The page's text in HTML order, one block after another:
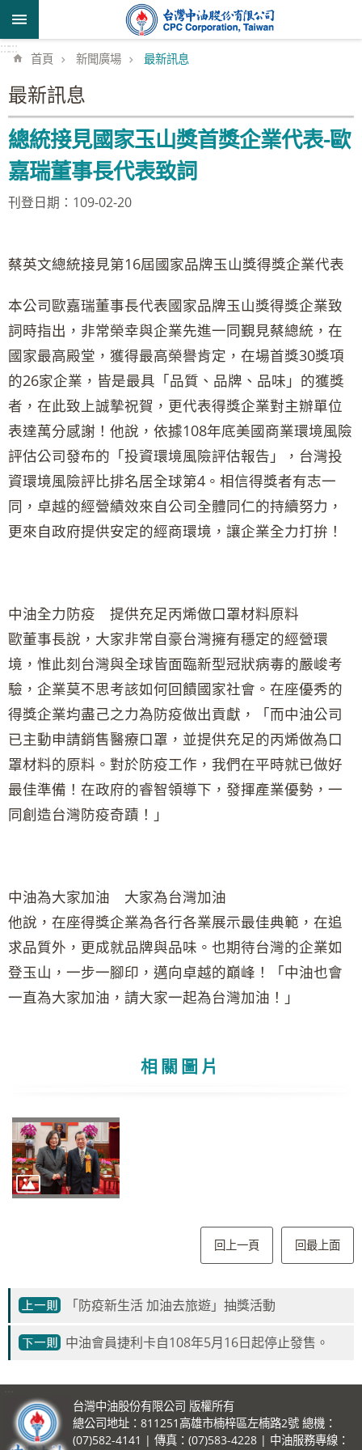
跳到主要內容區塊
::::::
首頁 新聞廣場 最新訊息
最新訊息
總統接見國家玉山獎首獎企業代表-歐
嘉瑞董事長代表致詞
刊登日期：109-02-20
蔡英文總統接見第16屆國家品牌玉山獎得獎企業代表
本公司歐嘉瑞董事長代表國家品牌玉山獎得獎企業致
詞時指出，非常榮幸與企業先進一同覲見蔡總統，在
國家最高殿堂，獲得最高榮譽肯定，在場首獎30獎項
的26家企業，皆是最具「品質、品牌、品味」的獲獎
者，在此致上誠摯祝賀，更代表得獎企業對主辦單位
表達萬分感謝！他說，依據108年底美國商業環境風險
評估公司發布的「投資環境風險評估報告」，台灣投
資環境風險評比排名居全球第4。相信得獎者有志一
同，卓越的經營績效來自公司全體同仁的持續努力，
更來自政府提供安定的經商環境，讓企業全力打拚！
中油全力防疫 提供充足丙烯做口罩材料原料
歐董事長說，大家非常自豪台灣擁有穩定的經營環
境，惟此刻台灣與全球皆面臨新型冠狀病毒的嚴峻考
驗，企業莫不思考該如何回饋國家社會。在座優秀的
得獎企業均盡己之力為防疫做出貢獻，「而中油公司
已主動申請銷售醫療口罩，並提供充足的丙烯做為口
罩材料的原料。對於防疫工作，我們在平時就已做好
最佳準備！在政府的睿智領導下，發揮產業優勢，一
同創造台灣防疫奇蹟！」
中油為大家加油 大家為台灣加油
他說，在座得獎企業為各行各業展示最佳典範，在追
求品質外，更成就品牌與品味。也期待台灣的企業如
登玉山，一步一腳印，邁向卓越的巔峰！「中油也會
一直為大家加油，請大家一起為台灣加油！」
相關圖片
回上一頁 回最上面
「防疫新生活 加油去旅遊」抽獎活動
中油會員捷利卡自108年5月16日起停止發售。
台灣中油股份有限公司 版權所有
總公司地址：811251高雄市楠梓區左楠路2號 總機：
(07)582-4141 | 傳真：(07)583-4228 | 中油服務專線：